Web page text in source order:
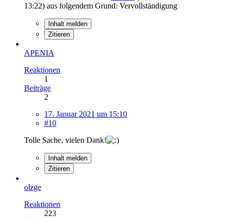
13:22) aus folgendem Grund: Vervollständigung
Inhalt melden
Zitieren
APENIA
Reaktionen
1
Beiträge
2
17. Januar 2021 um 15:10
#10
Tolle Sache, vielen Dank!
Inhalt melden
Zitieren
olzge
Reaktionen
223